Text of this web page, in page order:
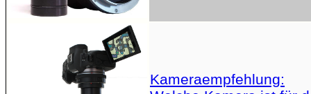
Kameraempfehlung: